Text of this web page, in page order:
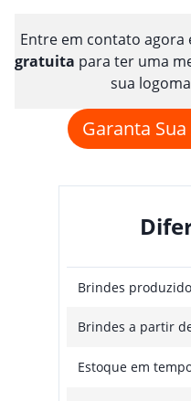
Entre em contato agora
gratuita para ter uma
sua
Garanta
Brindes
Brindes a partir
Estoque em